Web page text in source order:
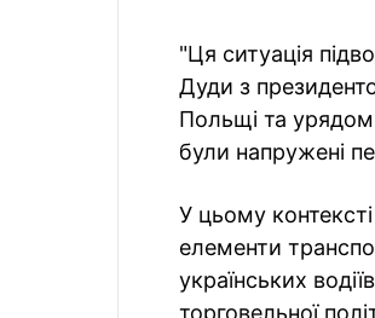
"Ця ситуація
Дуди з
Польщі та
були напружені
У цьому
елементи
українських